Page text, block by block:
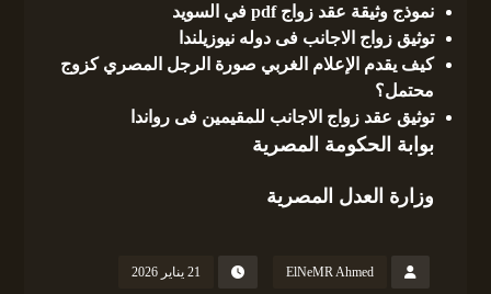
نموذج وثيقة عقد زواج pdf في السويد
توثيق زواج الاجانب فى دوله نيوزيلندا
كيف يقدم الإعلام الغربي صورة الرجل المصري كزوج
محتمل؟
توثيق عقد زواج الاجانب للمقيمين فى رواندا
بوابة الحكومة المصرية
وزارة العدل المصرية
ElNeMR Ahmed 21 يناير 2026